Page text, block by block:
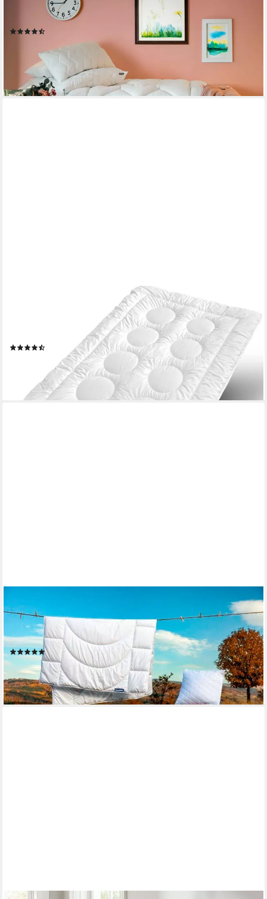
Füllung: Polyester, Bezug: 100% Baumwolle, Bettdecke 135x200
cm, 155x220 cm, Aqua-Clean-Gewebe, Decke
99,90 €
nur diesen Monat
-71%
lieferbar - in 5-6 Werktagen bei dir
Baumwollbettdecke Fusion, Bettdecken für Sommer und Winter,
Füllung: Polyester, Bezug: 100% Baumwolle, Bettdecke 135x200
cm, 155x220 cm, Dunlofill® Helix-Micro-Faser, Decke
UVP149,90 €
lieferbar - in 5-6 Werktagen bei dir
Microfaserbettdecke Home Bettdecken Sommer und Winter,
Füllung: Polyester, Bezug: Polyester, Bettdecke 135x200,
155x220cm, feuchtigkeitsregulierend
(192)
ab 30,49 € UVP 69,90 €
-56%
lieferbar - in 4-5 Werktagen bei dir